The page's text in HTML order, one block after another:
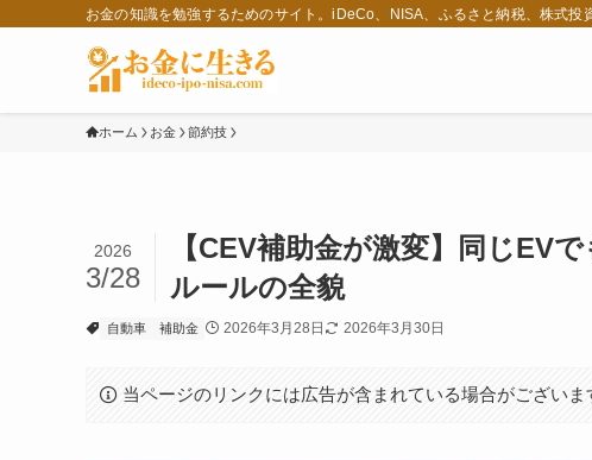
お金の知識を勉強するためのサイト。iDeCo、NISA、ふるさと納税、株式投
ホーム お金 節約技
【CEV補助金が激変】同じEV
ルールの全貌
2026
3/28
自動車 補助金 2026年3月28日 2026年3月30日
当ページのリンクには広告が含まれている場合がございま